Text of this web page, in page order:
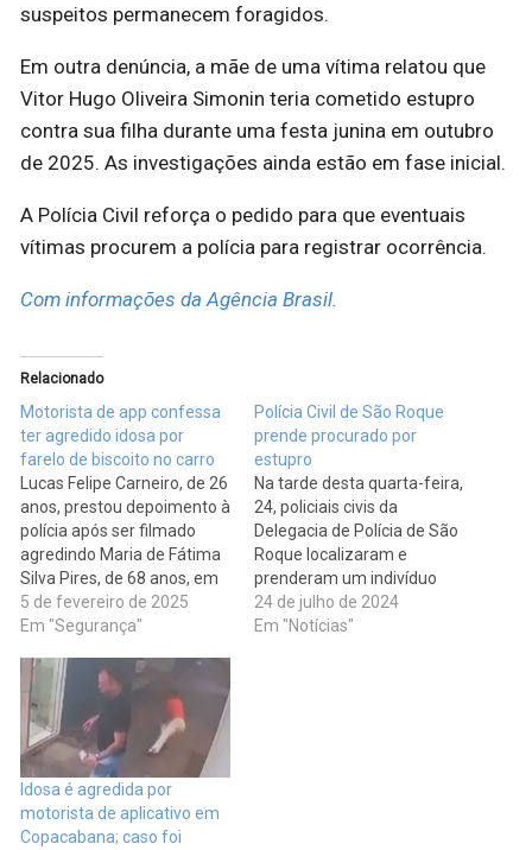
suspeitos permanecem foragidos.
Em outra denúncia, a mãe de uma vítima relatou que
Vitor Hugo Oliveira Simonin teria cometido estupro
contra sua filha durante uma festa junina em outubro
de 2025. As investigações ainda estão em fase inicial.
A Polícia Civil reforça o pedido para que eventuais
vítimas procurem a polícia para registrar ocorrência.
Com informações da Agência Brasil.
Relacionado
Motorista de app confessa
ter agredido idosa por
farelo de biscoito no carro
Lucas Felipe Carneiro, de 26
anos, prestou depoimento à
polícia após ser filmado
agredindo Maria de Fátima
Silva Pires, de 68 anos, em
Copacabana, Rio de
Janeiro. O motorista
porque a passageira comeu
biscoito no carro, deixando
farelos no banco. Ele alegou
sofrer de crises de…
5 de fevereiro de 2025
Em "Segurança"
Polícia Civil de São Roque
prende procurado por
estupro
Na tarde desta quarta-feira,
24, policiais civis da
Delegacia de Polícia de São
Roque localizaram e
prenderam um indivíduo
condenado por estupro de
vulnerável. A equipe
24 de julho de 2024
Em "Notícias"
Idosa é agredida por
motorista de aplicativo em
Copacabana; caso foi